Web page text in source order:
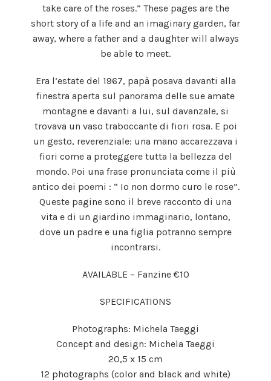
take care of the roses.” These pages are the
short story of a life and an imaginary garden, far
away, where a father and a daughter will always
be able to meet.
Era l’estate del 1967, papà posava davanti alla
finestra aperta sul panorama delle sue amate
montagne e davanti a lui, sul davanzale, si
trovava un vaso traboccante di fiori rosa. E poi
un gesto, reverenziale: una mano accarezzava i
fiori come a proteggere tutta la bellezza del
mondo. Poi una frase pronunciata come il più
antico dei poemi : “ Io non dormo curo le rose”.
Queste pagine sono il breve racconto di una
vita e di un giardino immaginario, lontano,
dove un padre e una figlia potranno sempre
incontrarsi.
AVAILABLE – Fanzine €10
SPECIFICATIONS
Photographs: Michela Taeggi
Concept and design: Michela Taeggi
20,5 x 15 cm
12 photographs (color and black and white)